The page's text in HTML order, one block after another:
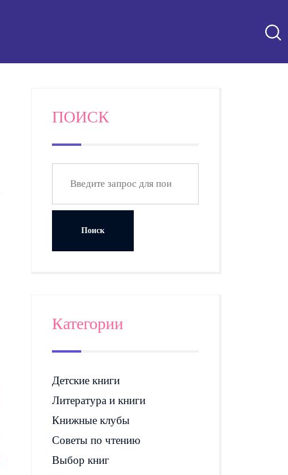
ПОИСК
Категории
Детские книги
Литература и книги
Книжные клубы
Советы по чтению
Выбор книг